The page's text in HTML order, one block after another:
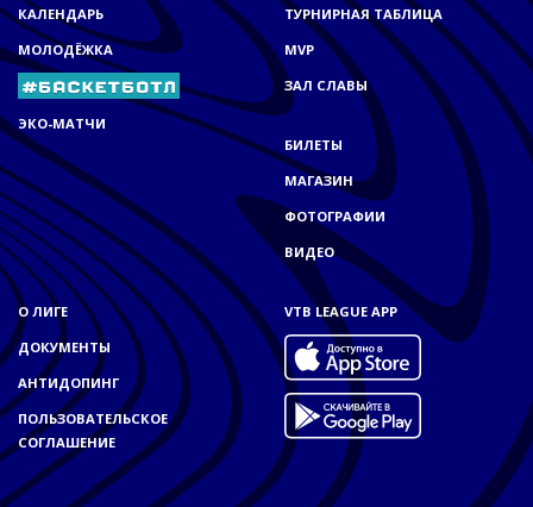
КАЛЕНДАРЬ
МОЛОДЁЖКА
ЭКО-МАТЧИ
ТУРНИРНАЯ ТАБЛИЦА
MVP
ЗАЛ СЛАВЫ
БИЛЕТЫ
МАГАЗИН
ФОТОГРАФИИ
ВИДЕО
О ЛИГЕ
ДОКУМЕНТЫ
АНТИДОПИНГ
ПОЛЬЗОВАТЕЛЬСКОЕ
СОГЛАШЕНИЕ
VTB LEAGUE APP